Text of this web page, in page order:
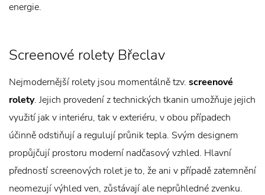
energie.
Screenové rolety Břeclav
Nejmodernější rolety jsou momentálně tzv. screenové
rolety. Jejich provedení z technických tkanin umožňuje jejich
využití jak v interiéru, tak v exteriéru, v obou případech
účinně odstiňují a regulují průnik tepla. Svým designem
propůjčují prostoru moderní nadčasový vzhled. Hlavní
předností screenových rolet je to, že ani v případě zatemnění
neomezují výhled ven, zůstávají ale neprůhledné zvenku.